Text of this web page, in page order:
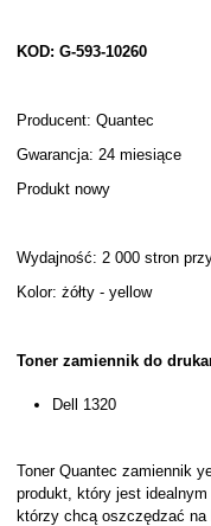
KOD: G-593-10260
Producent: Quantec
Gwarancja: 24 miesiące
Produkt nowy
Wydajność: 2 000 stron
Kolor: żółty - yellow
Toner zamiennik do
Dell 1320
Toner Quantec zamiennik
produkt, który jest
którzy chcą oszczędzać